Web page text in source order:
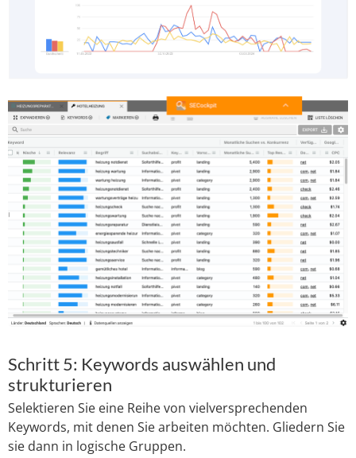
Schritt 5: Keywords auswählen und
strukturieren
Selektieren Sie eine Reihe von vielversprechenden
Keywords, mit denen Sie arbeiten möchten. Gliedern Sie
sie dann in logische Gruppen.